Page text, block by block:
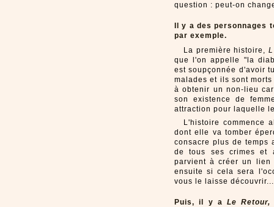
question : peut-on
Il y a des personnages
par exemple.
La première histoire,
que l'on appelle "la
est soupçonnée d'avoir
malades et ils sont
à obtenir un non-lieu
son existence de
attraction pour laquelle
L'histoire commence
dont elle va tomber
consacre plus de temps
de tous ses crimes et
parvient à créer un
ensuite si cela sera
vous le laisse découvrir...
Puis, il y a Le Retour,